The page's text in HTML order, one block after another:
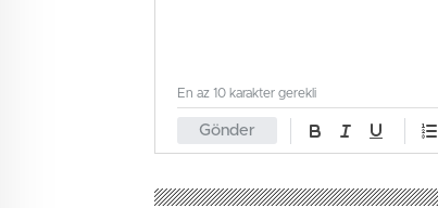
Gönder
En az 10 karakter gerekli